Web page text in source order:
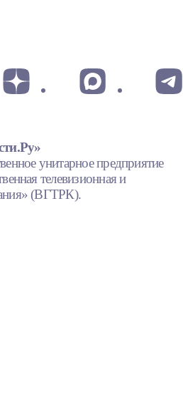
унитарное предприятие
телевизионная и
(ВГТРК).